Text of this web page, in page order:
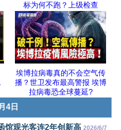
标为何不跑？上级检查
埃博拉病毒真的不会空气传
播？世卫发布最高警报 埃博
拉病毒恐全球蔓延?
4日
馆观光客连2年创新高 2026/6/7